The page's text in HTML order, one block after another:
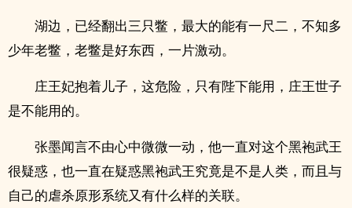
湖边，已经翻出三只鳖，最大的能有一尺二，不知多
少年老鳖，老鳖是好东西，一片激动。
庄王妃抱着儿子，这危险，只有陛下能用，庄王世子
是不能用的。
张墨闻言不由心中微微一动，他一直对这个黑袍武王
很疑惑，也一直在疑惑黑袍武王究竟是不是人类，而且与
自己的虐杀原形系统又有什么样的关联。